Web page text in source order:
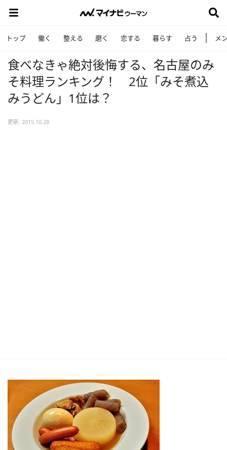
トップ 働く 整える 磨く 恋する 暮らす 占う メ
食べなきゃ絶対後悔する、名古屋のみ
そ料理ランキング！ 2位「みそ煮込
みうどん」1位は？
更新: 2015.10.28